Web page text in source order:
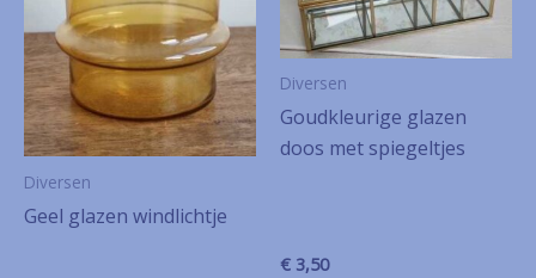
Diversen
Geel glazen windlichtje
Diversen
Goudkleurige glazen
doos met spiegeltjes
€ 3,50